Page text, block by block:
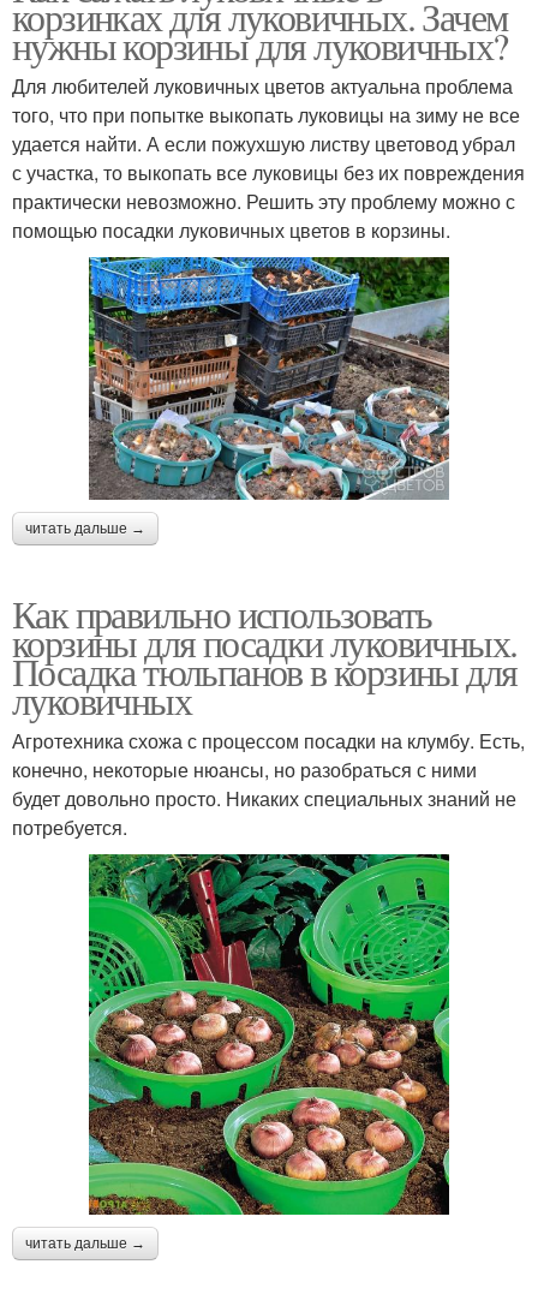
корзинках для луковичных. Зачем
нужны корзины для луковичных?
Для любителей луковичных цветов актуальна проблема
того, что при попытке выкопать луковицы на зиму не все
удается найти. А если пожухшую листву цветовод убрал
с участка, то выкопать все луковицы без их повреждения
практически невозможно. Решить эту проблему можно с
помощью посадки луковичных цветов в корзины.
читать дальше →
Как правильно использовать
корзины для посадки луковичных.
Посадка тюльпанов в корзины для
луковичных
Агротехника схожа с процессом посадки на клумбу. Есть,
конечно, некоторые нюансы, но разобраться с ними
будет довольно просто. Никаких специальных знаний не
потребуется.
читать дальше →